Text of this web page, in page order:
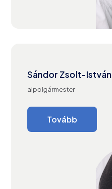
Sándor Zsolt-István
alpolgármester
Tovább